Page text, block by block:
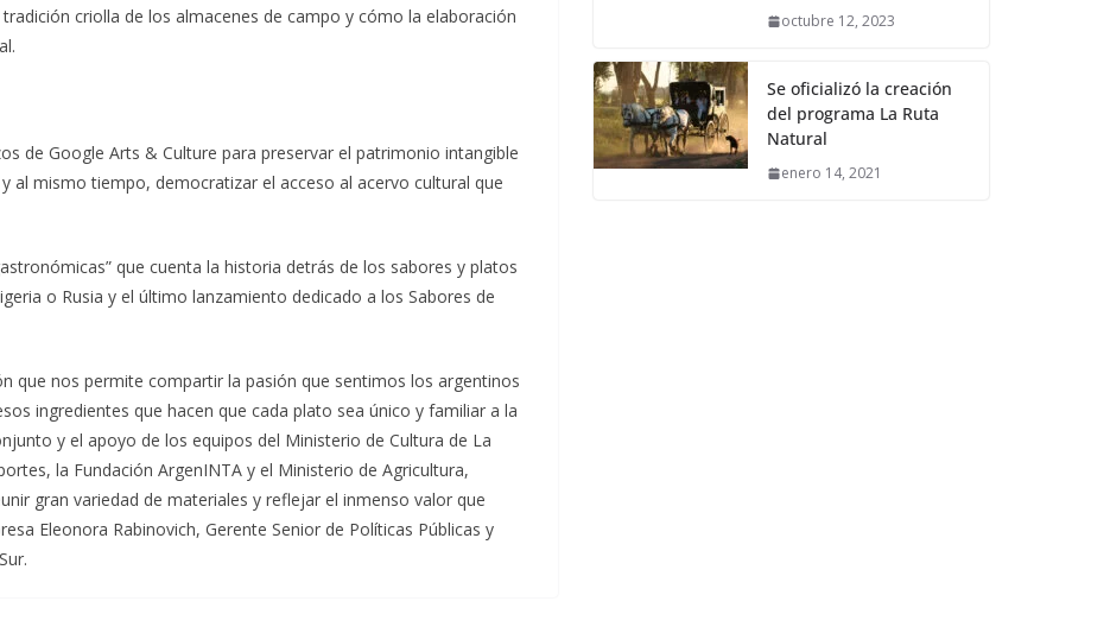
criolla de los almacenes de campo y cómo la elaboración
de Google Arts & Culture para preservar el patrimonio intangible
al mismo tiempo, democratizar el acceso al acervo cultural que
que cuenta la historia detrás de los sabores y platos
o Rusia y el último lanzamiento dedicado a los Sabores de
que nos permite compartir la pasión que sentimos los argentinos
ingredientes que hacen que cada plato sea único y familiar a la
y el apoyo de los equipos del Ministerio de Cultura de La
la Fundación ArgenINTA y el Ministerio de Agricultura,
gran variedad de materiales y reflejar el inmenso valor que
Eleonora Rabinovich, Gerente Senior de Políticas Públicas y
octubre 12, 2023
Se oficializó la creación
del programa La Ruta
Natural
enero 14, 2021